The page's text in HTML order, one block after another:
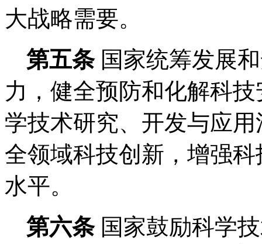
大战略需要。
第五条 国家统筹发展
力，健全预防和化解科
学技术研究、开发与应
全领域科技创新，增强
水平。
第六条 国家鼓励科学